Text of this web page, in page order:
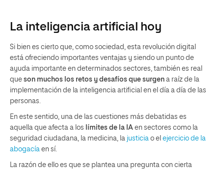
La inteligencia artificial hoy
Si bien es cierto que, como sociedad, esta revolución digital
está ofreciendo importantes ventajas y siendo un punto de
ayuda importante en determinados sectores, también es real
que son muchos los retos y desafíos que surgen a raíz de la
implementación de la inteligencia artificial en el día a día de las
personas.
En este sentido, una de las cuestiones más debatidas es
aquella que afecta a los límites de la IA en sectores como la
seguridad ciudadana, la medicina, la justicia o el ejercicio de la
abogacía en sí.
La razón de ello es que se plantea una pregunta con cierta